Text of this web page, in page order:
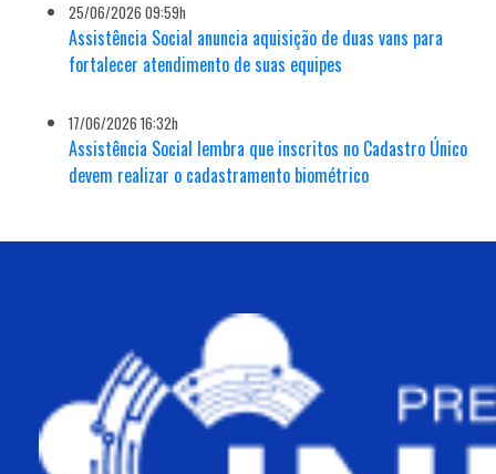
25/06/2026 09:59h
Assistência Social anuncia aquisição de duas vans para
fortalecer atendimento de suas equipes
17/06/2026 16:32h
Assistência Social lembra que inscritos no Cadastro Único
devem realizar o cadastramento biométrico